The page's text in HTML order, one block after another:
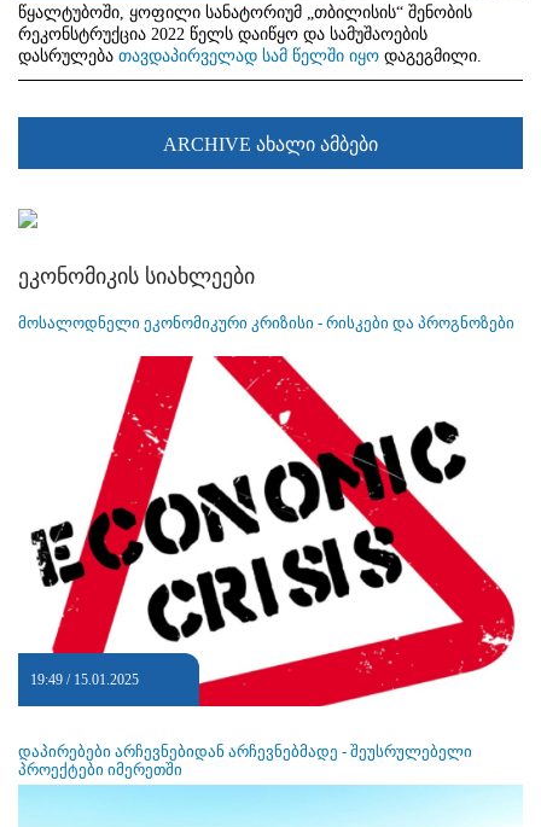
წყალტუბოში, ყოფილი სანატორიუმ „თბილისის“ შენობის
რეკონსტრუქცია 2022 წელს დაიწყო და სამუშაოების
დასრულება თავდაპირველად სამ წელში იყო დაგეგმილი.
ARCHIVE ახალი ამბები
ეკონომიკის სიახლეები
მოსალოდნელი ეკონომიკური კრიზისი - რისკები და პროგნოზები
19:49 / 15.01.2025
დაპირებები არჩევნებიდან არჩევნებმადე - შეუსრულებელი
პროექტები იმერეთში